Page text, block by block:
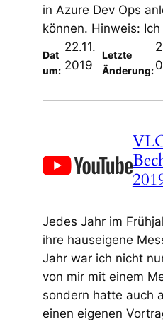
in Azure Dev Ops
können. Hinweis:
Dat
um:
22.11.
2019
Letzte
Änderung:
Jedes Jahr im
ihre hauseigene
Jahr war ich nicht
von mir mit einem
sondern hatte auch
einen eigenen